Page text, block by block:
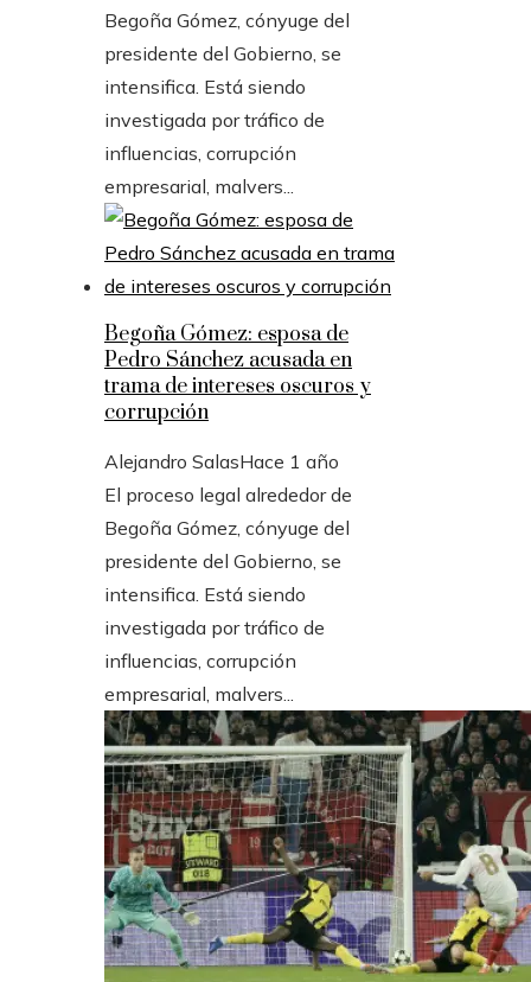
Begoña Gómez, cónyuge del
presidente del Gobierno, se
intensifica. Está siendo
investigada por tráfico de
influencias, corrupción
empresarial, malvers...
Begoña Gómez: esposa de
Pedro Sánchez acusada en
trama de intereses oscuros y
corrupción
Alejandro SalasHace 1 año
El proceso legal alrededor de
Begoña Gómez, cónyuge del
presidente del Gobierno, se
intensifica. Está siendo
investigada por tráfico de
influencias, corrupción
empresarial, malvers...